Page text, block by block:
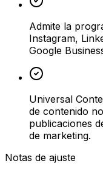
Admite la
Instagram,
Google
Universal
de contenido
publicaciones
de marketing.
Notas de ajuste